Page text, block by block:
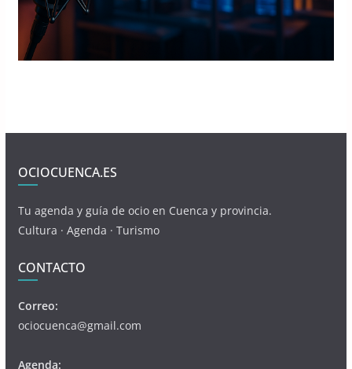
OCIOCUENCA.ES
Tu agenda y guía de ocio en Cuenca y provincia.
Cultura · Agenda · Turismo
CONTACTO
Correo:
ociocuenca@gmail.com
Agenda: